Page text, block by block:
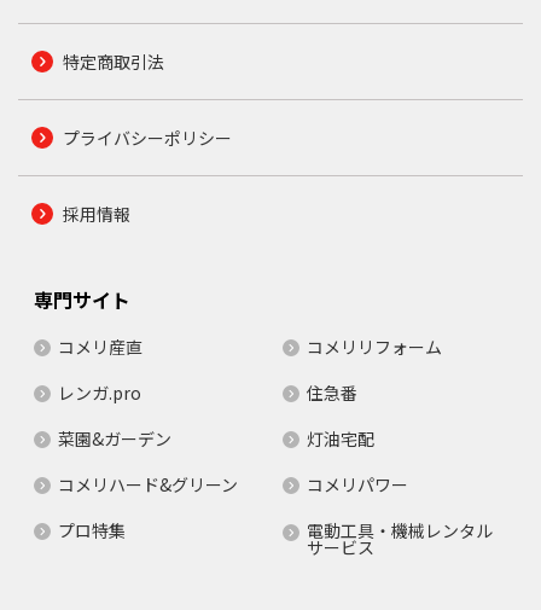
特定商取引法
プライバシーポリシー
採用情報
専門サイト
コメリ産直
コメリリフォーム
レンガ.pro
住急番
菜園&ガーデン
灯油宅配
コメリハード&グリーン
コメリパワー
プロ特集
電動工具・機械レンタル
サービス